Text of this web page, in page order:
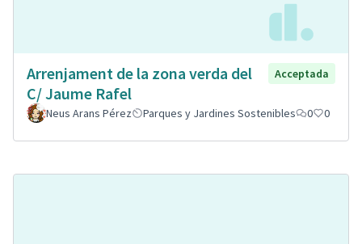
Arrenjament de la zona verda del
C/ Jaume Rafel
Acceptada
Neus Arans Pérez Parques y Jardines Sostenibles 0 0